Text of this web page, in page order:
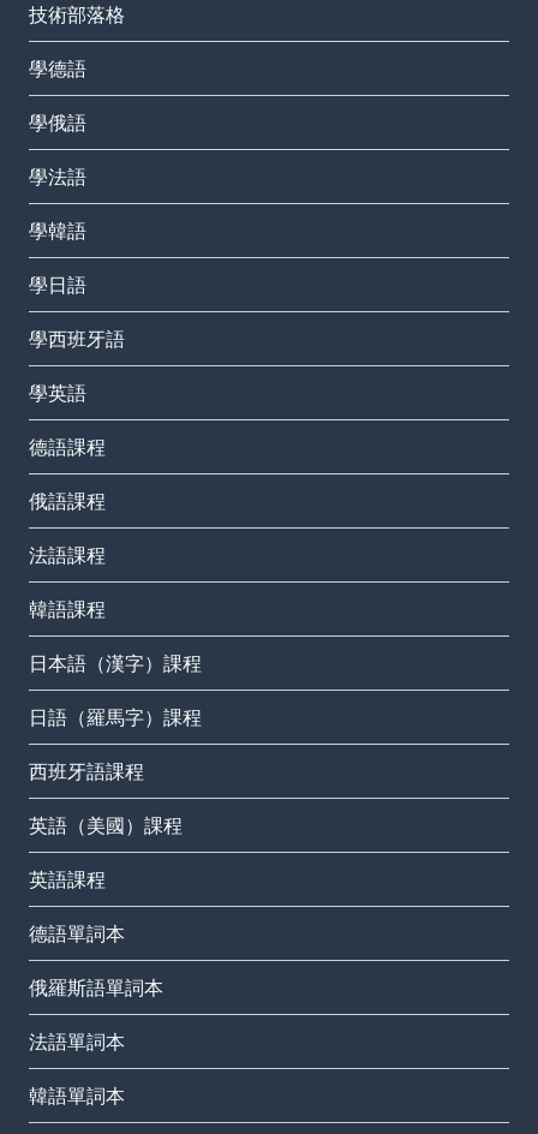
技術部落格
學德語
學俄語
學法語
學韓語
學日語
學西班牙語
學英語
德語課程
俄語課程
法語課程
韓語課程
日本語（漢字）課程
日語（羅馬字）課程
西班牙語課程
英語（美國）課程
英語課程
德語單詞本
俄羅斯語單詞本
法語單詞本
韓語單詞本